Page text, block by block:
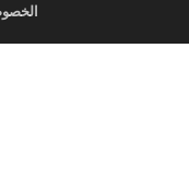
اتصل بنا